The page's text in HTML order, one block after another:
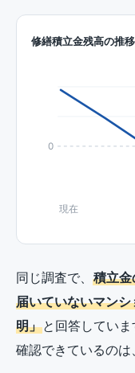
修繕積立金残高の推
0
現在
同じ調査で、 積立
届いていないマン
明」と回答してい
確認できているのは、